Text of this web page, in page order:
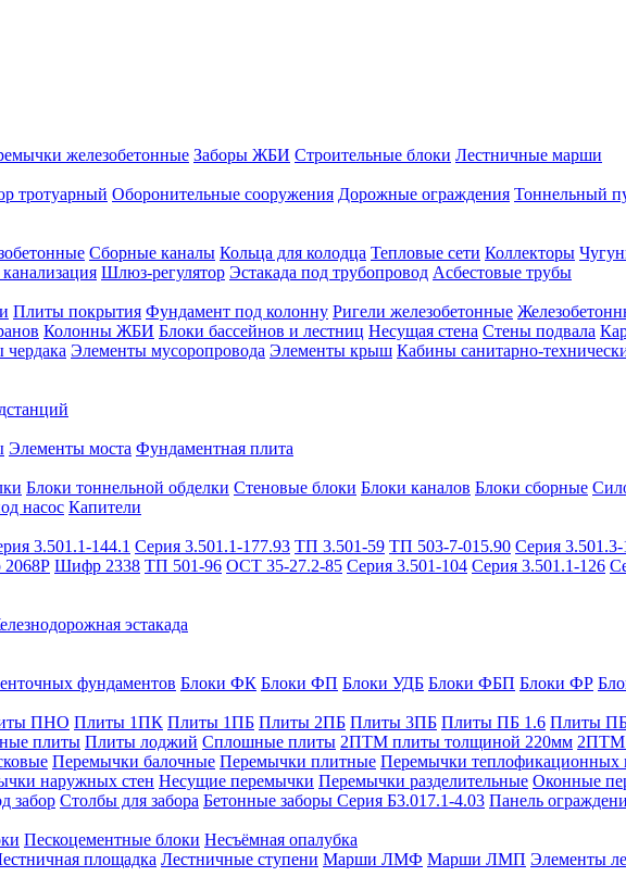
железобетонные Заборы ЖБИ Строительные блоки Лестничные марши
тротуарный Оборонительные сооружения Дорожные ограждения Тоннельный
Сборные каналы Кольца для колодца Тепловые сети Коллекторы
Шлюз-регулятор Эстакада под трубопровод Асбестовые трубы
Плиты покрытия Фундамент под колонну Ригели железобетонные
Колонны ЖБИ Блоки бассейнов и лестниц Несущая стена Стены подвала
Элементы мусоропровода Элементы крыш Кабины санитарно-
Элементы моста Фундаментная плита
Блоки тоннельной обделки Стеновые блоки Блоки каналов Блоки сборные
насос Капители
3.501.1-144.1 Серия 3.501.1-177.93 ТП 3.501-59 ТП 503-7-015.90 Серия 3.501.3-
Шифр 2338 ТП 501-96 ОСТ 35-27.2-85 Серия 3.501-104 Серия 3.501.1-126
эстакада
фундаментов Блоки ФК Блоки ФП Блоки УДБ Блоки ФБП Блоки ФР
ПНО Плиты 1ПК Плиты 1ПБ Плиты 2ПБ Плиты 3ПБ Плиты ПБ 1.6 Плиты
плиты Плиты лоджий Сплошные плиты 2ПТМ плиты толщиной 220мм 2ПТМ
Перемычки балочные Перемычки плитные Перемычки теплофикационных
наружных стен Несущие перемычки Перемычки разделительные Оконные
забор Столбы для забора Бетонные заборы Серия Б3.017.1-4.03 Панель
Пескоцементные блоки Несъёмная опалубка
площадка Лестничные ступени Марши ЛМФ Марши ЛМП Элементы